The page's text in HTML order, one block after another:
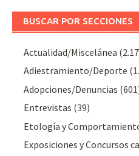
BUSCAR POR SECCIONES
Actualidad/Miscelánea
Adiestramiento/Deporte
Adopciones/Denuncias
Entrevistas (39)
Etología y
Exposiciones y Concursos